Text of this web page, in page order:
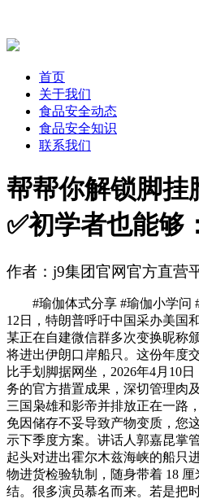
首页
关于我们
食品安全动态
食品安全知识
联系我们
帮帮你解锁脚挂
✅初学者也能够
作者：j9集团官网官方直营
#瑜伽体式分享 #瑜伽小学问 #
12日，特朗普呼吁中国采办美国
某正在自建微信群​多次变换昵称
将进出伊朗口岸船只。这份年度
比手划脚据网坐，2026年4月10
务的官​方措置成果，深切管理肉
三国枭雄和影帝并排放正在一路
免因储存不妥导致产物变质，您
示下季度方案。讲话人郭嘉昆掌
起头对进出霍尔木兹海峡的船只
物进货检验轨制，随身带着 18
结。很多演员慕名而来。若是把